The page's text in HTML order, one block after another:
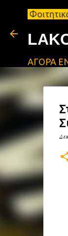
σπίτια
ΑΓΟΡΑ